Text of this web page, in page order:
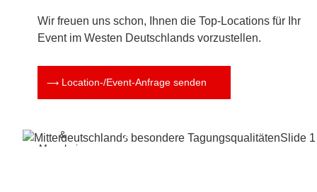
Wir freuen uns schon, Ihnen die Top-Locations für Ihr
Event im Westen Deutschlands vorzustellen.
Location-/Event-Anfrage senden
Anwesen
mit großer
&
Mannheim